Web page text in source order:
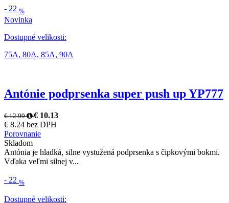
- 22 %
Novinka
Dostupné velikosti:
75A, 80A, 85A, 90A
Antónie podprsenka super push up YP777
€ 12.99
€ 10.13
€ 8.24 bez DPH
Porovnanie
Skladom
Antónia je hladká, silne vystužená podprsenka s čipkovými bokmi.
Vďaka veľmi silnej v...
- 22 %
Dostupné velikosti: